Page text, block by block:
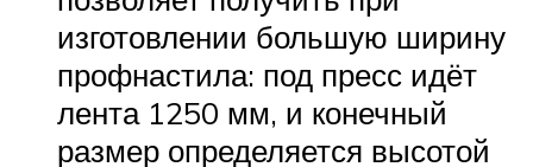
изготовлении большую ширину
профнастила: под пресс идёт
лента 1250 мм, и конечный
размер определяется высотой